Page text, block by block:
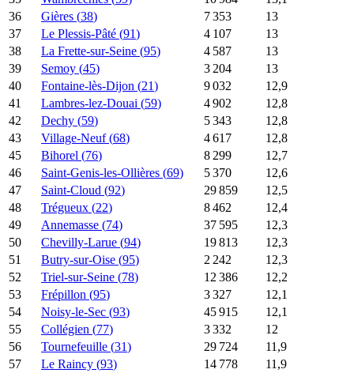
36
Gières (38) 7 353
13
37
Le Plessis-Pâté (91) 4 107
13
38
La Frette-sur-Seine (95) 4 587
13
39
Semoy (45) 3 204
13
40
Fontaine-lès-Dijon (21) 9 032
12,9
41
Lambres-lez-Douai (59) 4 902
12,8
42
Dechy (59) 5 343
12,8
43
Village-Neuf (68) 4 617
12,8
45
Bihorel (76) 8 299
12,7
46
Saint-Genis-les-Ollières (69) 5 370
12,6
47
Saint-Cloud (92) 29 859
12,5
48
Trégueux (22) 8 462
12,4
49
Annemasse (74) 37 595
12,3
50
Chevilly-Larue (94) 19 813
12,3
51
Butry-sur-Oise (95) 2 242
12,3
52
Triel-sur-Seine (78) 12 386
12,2
53
Frépillon (95) 3 327
12,1
54
Noisy-le-Sec (93) 45 915
12,1
55
Collégien (77) 3 332
12
56
Tournefeuille (31) 29 724
11,9
57
Le Raincy (93) 14 778
11,9